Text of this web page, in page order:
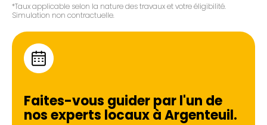
*Taux applicable selon la nature des travaux et votre éligibilité.
Simulation non contractuelle.
Faites-vous guider par l'un de
nos experts locaux àArgenteuil.